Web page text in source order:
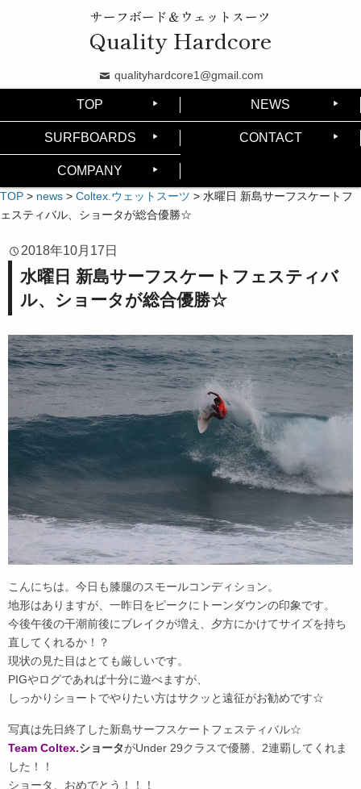
サーフボード＆ウェットスーツ
Quality Hardcore
qualityhardcore1@gmail.com
TOP NEWS
SURFBOARDS CONTACT
COMPANY
TOP > news > Coltex.ウェットスーツ > 水曜日 新島サーフスケートフ
ェスティバル、ショータが総合優勝☆
2018年10月17日
水曜日 新島サーフスケートフェスティバ
ル、ショータが総合優勝☆
こんにちは。今日も膝腿のスモールコンディション。
地形はありますが、一昨日をピークにトーンダウンの印象です。
今後午後の干潮前後にブレイクが増え、夕方にかけてサイズを持ち
直してくれるか！？
現状の見た目はとても厳しいです。
PIGやログであれば十分に遊べますが、
しっかりショートでやりたい方はサクッと遠征がお勧めです☆
写真は先日終了した新島サーフスケートフェスティバル☆
Team Coltex.ショータがUnder 29クラスで優勝、2連覇してくれま
した！！
ショータ、おめでとう！！！